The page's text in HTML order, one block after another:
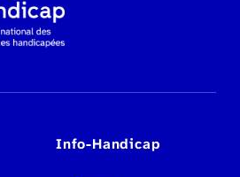
Info-Handicap